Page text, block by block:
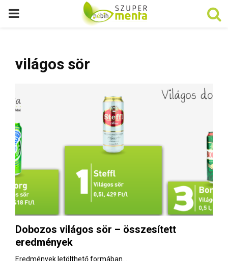
P
M
A
R
Y
M
világos sör
Dobozos világos sör – összesített
eredmények
Eredmények letölthető formában....